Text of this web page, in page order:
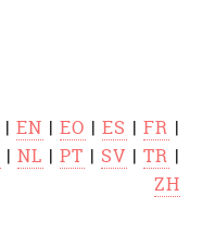
|EN |EO |ES |FR |
|NL |PT | SV |TR |
ZH